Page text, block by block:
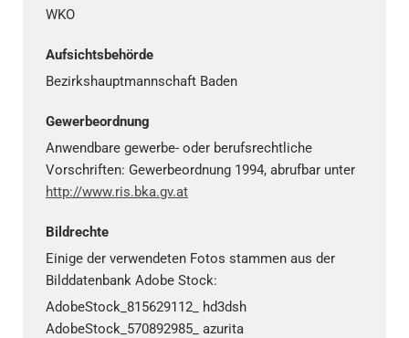
WKO
Aufsichtsbehörde
Bezirkshauptmannschaft Baden
Gewerbeordnung
Anwendbare gewerbe- oder berufsrechtliche
Vorschriften: Gewerbeordnung 1994, abrufbar unter
http://www.ris.bka.gv.at
Bildrechte
Einige der verwendeten Fotos stammen aus der
Bilddatenbank Adobe Stock:
AdobeStock_815629112_ hd3dsh
AdobeStock_570892985_ azurita